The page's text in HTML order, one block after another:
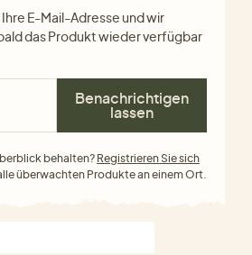
E-Mail-Adresse und wir
das Produkt wieder verfügbar
Benachrichtigen
lassen
behalten? Registrieren Sie sich
überwachten Produkte an einem Ort.